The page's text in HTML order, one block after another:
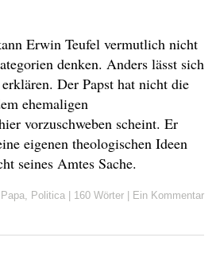
Erwin Teufel vermutlich nicht
denken. Anders lässt sich
Der Papst hat nicht die
ehemaligen
vorzuschweben scheint. Er
eigenen theologischen Ideen
seines Amtes Sache.
Papa, Politica 160 Wörter Ein Kommentar